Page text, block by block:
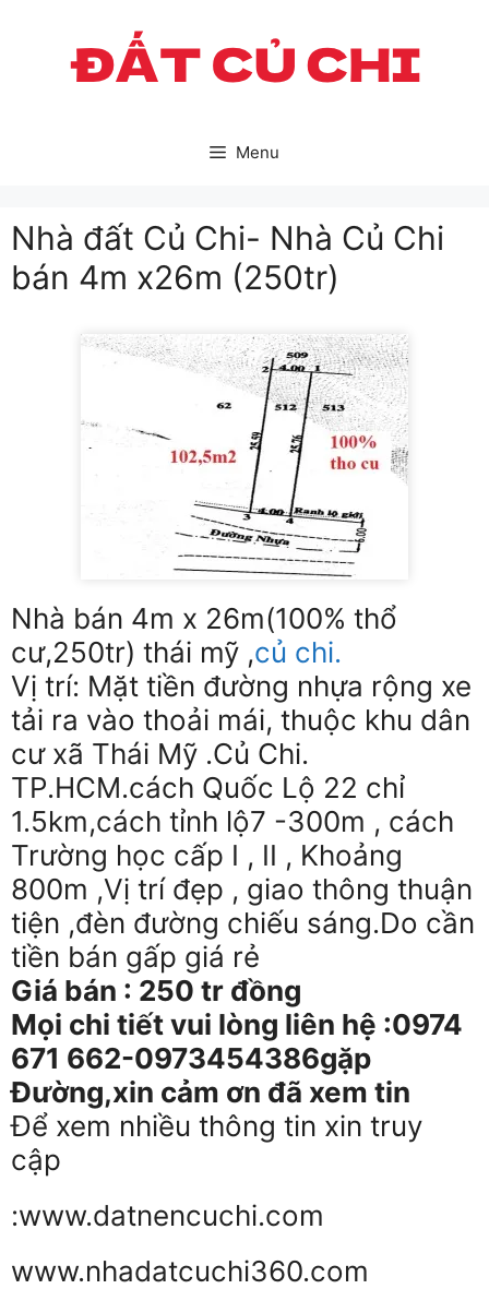
Menu
Nhà đất Củ Chi- Nhà Củ Chi
bán 4m x26m (250tr)
Nhà bán 4m x 26m(100% thổ
cư,250tr) thái mỹ ,củ chi.
Vị trí: Mặt tiền đường nhựa rộng xe
tải ra vào thoải mái, thuộc khu dân
cư xã Thái Mỹ .Củ Chi.
TP.HCM.cách Quốc Lộ 22 chỉ
1.5km,cách tỉnh lộ7 -300m , cách
Trường học cấp I , II , Khoảng
800m ,Vị trí đẹp , giao thông thuận
tiện ,đèn đường chiếu sáng.Do cần
tiền bán gấp giá rẻ
Giá bán : 250 tr đồng
Mọi chi tiết vui lòng liên hệ :0974
671 662-0973454386gặp
Đường,xin cảm ơn đã xem tin
Để xem nhiều thông tin xin truy
cập
:www.datnencuchi.com
www.nhadatcuchi360.com